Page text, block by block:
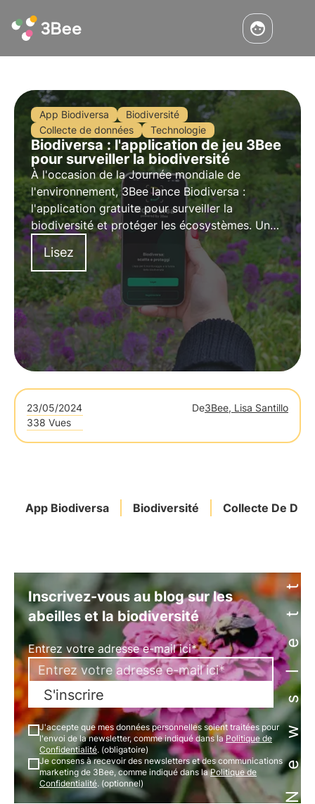
App Biodiversa
Biodiversité
Collecte de données
Technologie
Biodiversa : l'application de jeu 3Bee
pour surveiller la biodiversité
À l'occasion de la Journée mondiale de
l'environnement, 3Bee lance Biodiversa :
l'application gratuite pour surveiller la
biodiversité et protéger les écosystèmes. Un
projet de science citoyenne qui vise à
collectiviser la préservation de la biodiversité
par le biais du "snap and protect".
Lisez
23/05/2024 De3Bee, Lisa Santillo
338 Vues
App Biodiversa Biodiversité Collecte DeNewsletter
Inscrivez-vous au blog sur les
abeilles et la biodiversité
Entrez votre adresse e-mail ici*
S'inscrire
J'accepte que mes données personnelles soient traitées pour
l'envoi de la newsletter, comme indiqué dans laPolitique de
Confidentialité. (obligatoire)
Je consens à recevoir des newsletters et des communications
marketing de 3Bee, comme indiqué dans laPolitique de
Confidentialité. (optionnel)